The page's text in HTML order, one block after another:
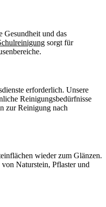
Gesundheit und das
sorgt für
erforderlich. Unsere
Reinigungsbedürfnisse
zur Reinigung nach
wieder zum Glänzen.
Naturstein, Pflaster und